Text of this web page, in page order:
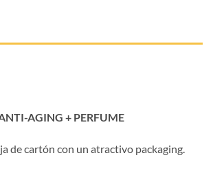
AGING + PERFUME
de cartón con un atractivo packaging.